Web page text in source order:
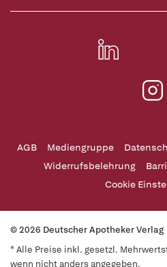
AGB Mediengruppe
Widerrufsbelehrung
Cookie
© 2026 Deutscher Apotheker Verlag
* Alle Preise inkl. gesetzl.
wenn nicht anders angegeben.